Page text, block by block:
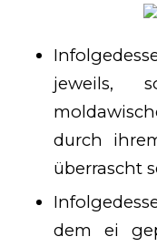
jeweils,
durch
überrascht
dem ei